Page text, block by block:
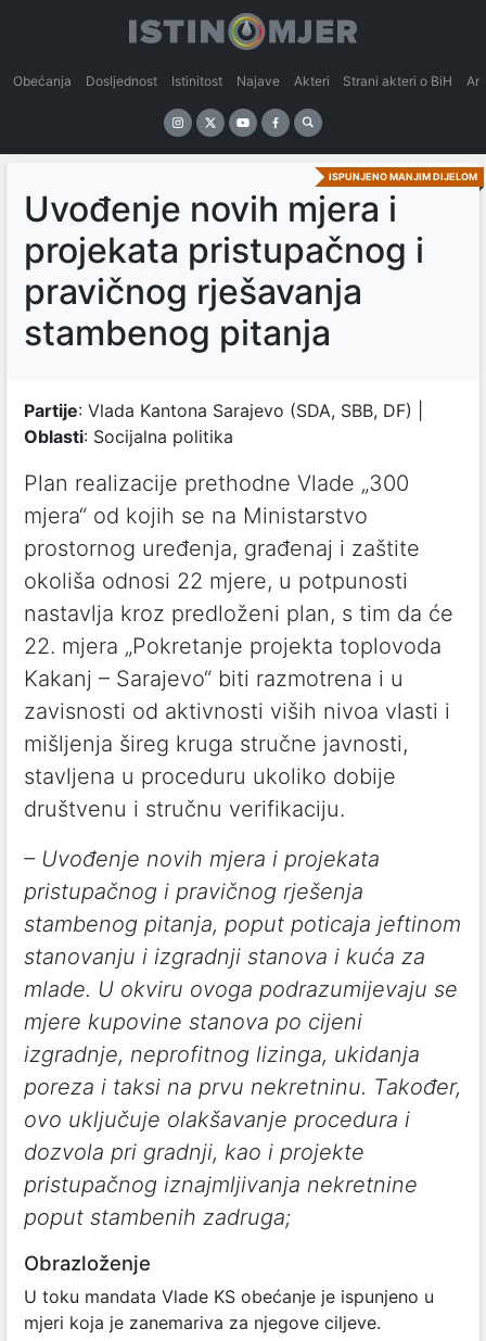
Obećanja Dosljednost Istinitost Najave Akteri Strani akteri o BiH
ISPUNJENO MANJIM DIJELOM
Uvođenje novih mjera i
projekata pristupačnog i
pravičnog rješavanja
stambenog pitanja
Partije: Vlada Kantona Sarajevo (SDA, SBB, DF) |
Oblasti: Socijalna politika
Plan realizacije prethodne Vlade „300
mjera“ od kojih se na Ministarstvo
prostornog uređenja, građenaj i zaštite
okoliša odnosi 22 mjere, u potpunosti
nastavlja kroz predloženi plan, s tim da će
22. mjera „Pokretanje projekta toplovoda
Kakanj – Sarajevo“ biti razmotrena i u
zavisnosti od aktivnosti viših nivoa vlasti i
mišljenja šireg kruga stručne javnosti,
stavljena u proceduru ukoliko dobije
društvenu i stručnu verifikaciju.
– Uvođenje novih mjera i projekata
pristupačnog i pravičnog rješenja
stambenog pitanja, poput poticaja jeftinom
stanovanju i izgradnji stanova i kuća za
mlade. U okviru ovoga podrazumijevaju se
mjere kupovine stanova po cijeni
izgradnje, neprofitnog lizinga, ukidanja
poreza i taksi na prvu nekretninu. Također,
ovo uključuje olakšavanje procedura i
dozvola pri gradnji, kao i projekte
pristupačnog iznajmljivanja nekretnine
poput stambenih zadruga;
Obrazloženje
U toku mandata Vlade KS obećanje je ispunjeno u
mjeri koja je zanemariva za njegove ciljeve.